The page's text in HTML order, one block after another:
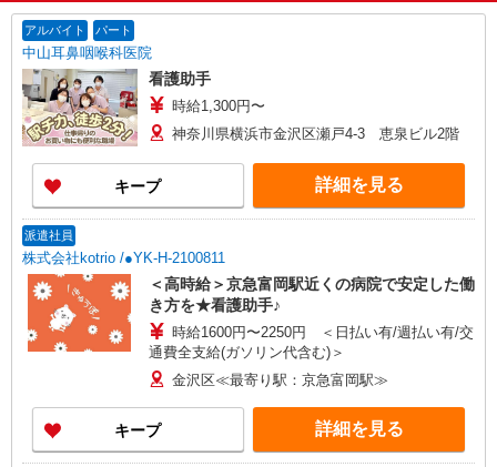
アルバイト パート
中山耳鼻咽喉科医院
看護助手
時給1,300円〜
神奈川県横浜市金沢区瀬戸4-3 恵泉ビル2階
キープ 詳細を見る
派遣社員
株式会社kotrio /●YK-H-2100811
＜高時給＞京急富岡駅近くの病院で安定した働
き方を★看護助手♪
時給1600円〜2250円 ＜日払い有/週払い有/交
通費全支給(ガソリン代含む)＞
金沢区≪最寄り駅：京急富岡駅≫
キープ 詳細を見る